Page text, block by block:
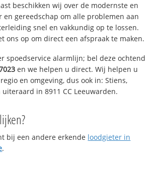
beschikken wij over de modernste en
gereedschap om alle problemen aan
snel en vakkundig op te lossen.
ons op om direct een afspraak te maken.
spoedservice alarmlijn; bel deze ochtend
en we helpen u direct. Wij helpen u
en omgeving, dus ook in: Stiens,
in 8911 CC Leeuwarden.
bij een andere erkende loodgieter in
.